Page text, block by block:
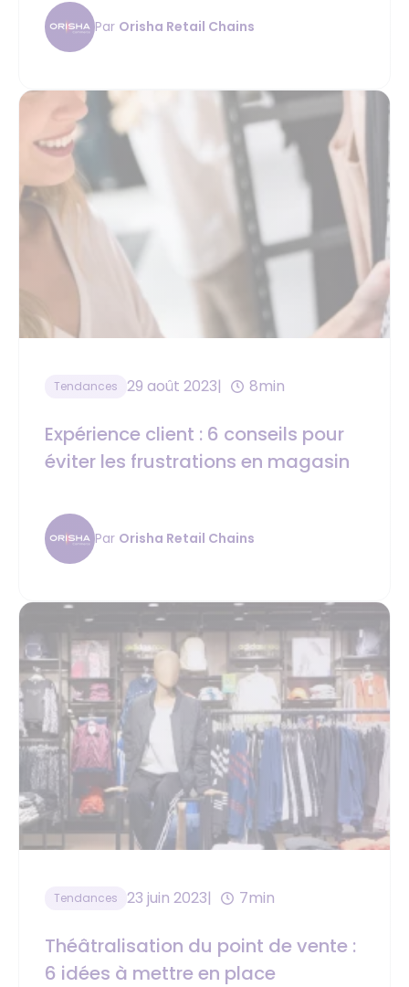
Par Orisha Retail Chains
Tendances 29 août 2023 8min
Expérience client : 6 conseils pour
éviter les frustrations en magasin
Par Orisha Retail Chains
Tendances 23 juin 2023 7min
Théâtralisation du point de vente :
6 idées à mettre en place